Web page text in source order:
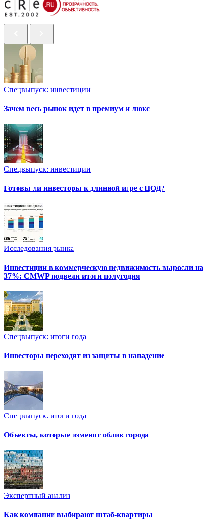
Спецвыпуск: инвестиции
Зачем весь рынок идет в премиум и люкс
Спецвыпуск: инвестиции
Готовы ли инвесторы к длинной игре с ЦОД?
Исследования рынка
Инвестиции в коммерческую недвижимость выросли на
37%: CMWP подвели итоги полугодия
Спецвыпуск: итоги года
Инвесторы переходят из защиты в нападение
Спецвыпуск: итоги года
Объекты, которые изменят облик города
Экспертный анализ
Как компании выбирают штаб-квартиры